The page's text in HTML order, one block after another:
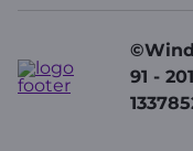
©Wind
91 -